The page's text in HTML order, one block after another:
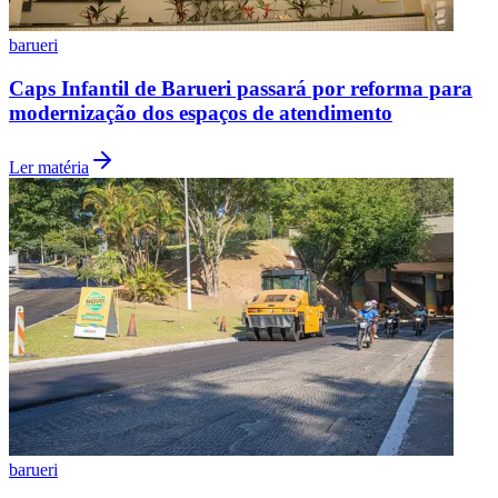
Times - Ir direto
barueri
Caps Infantil de Barueri passará por reforma para
modernização dos espaços de atendimento
Ler matéria
barueri